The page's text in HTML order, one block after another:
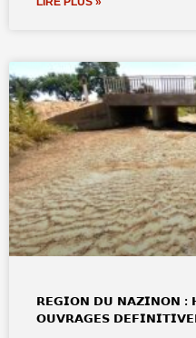
𝗥𝗘𝗚𝗜𝗢𝗡 𝗗𝗨 𝗡𝗔𝗭𝗜𝗡𝗢𝗡 :
𝗢𝗨𝗩𝗥𝗔𝗚𝗘𝗦